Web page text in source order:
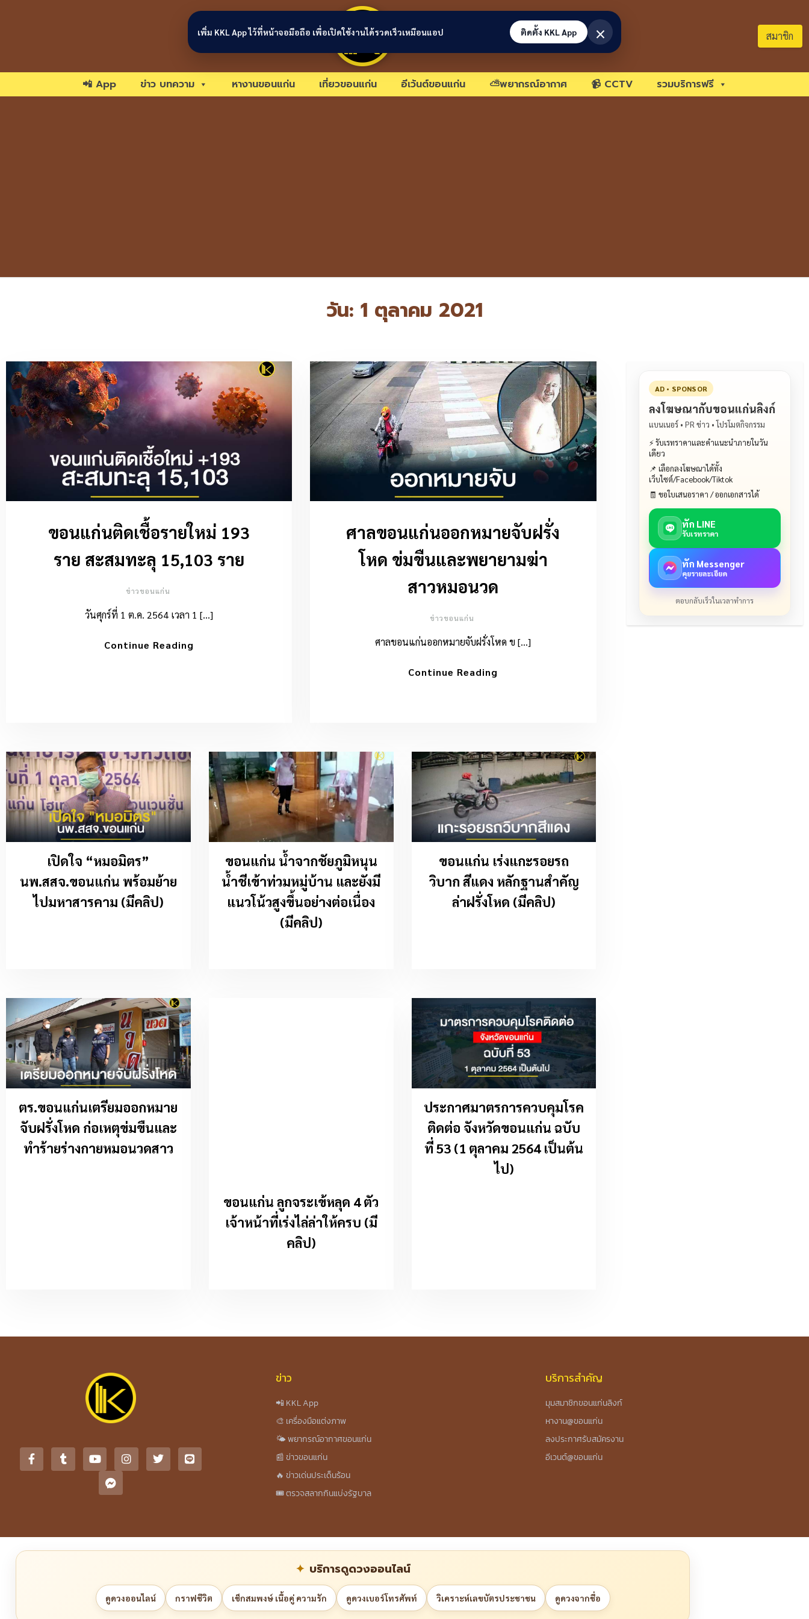
ขอนแก่นลิงก์ สมาชิก
📲 App ข่าว บทความ หางานขอนแก่น เที่ยวขอนแก่น อีเว้นต์ขอนแก่น ⛅พยากรณ์อากาศ 📹 CCTV รวมบริการฟรี
วัน: 1 ตุลาคม 2021
ขอนแก่นติดเชื้อรายใหม่ 193
ราย สะสมทะลุ 15,103 ราย
ข่าวขอนแก่น
วันศุกร์ที่ 1 ต.ค. 2564 เวลา 1 […]
Continue Reading
ศาลขอนแก่นออกหมายจับฝรั่ง
โหด ข่มขืนและพยายามฆ่า
สาวหมอนวด
ข่าวขอนแก่น
ศาลขอนแก่นออกหมายจับฝรั่งโหด ข […]
Continue Reading
เปิดใจ “หมอมิตร”
นพ.สสจ.ขอนแก่น พร้อมย้าย
ไปมหาสารคาม (มีคลิป)
ขอนแก่น น้ำจากชัยภูมิหนุน
น้ำชีเข้าท่วมหมู่บ้าน และยังมี
แนวโน้วสูงขึ้นอย่างต่อเนื่อง
(มีคลิป)
ขอนแก่น เร่งแกะรอยรถ
วิบาก สีแดง หลักฐานสำคัญ
ล่าฝรั่งโหด (มีคลิป)
ตร.ขอนแก่นเตรียมออกหมาย
จับฝรั่งโหด ก่อเหตุข่มขืนและ
ทำร้ายร่างกายหมอนวดสาว
ขอนแก่น ลูกจระเข้หลุด 4 ตัว
เจ้าหน้าที่เร่งไล่ล่าให้ครบ (มี
คลิป)
ประกาศมาตรการควบคุมโรค
ติดต่อ จังหวัดขอนแก่น ฉบับ
ที่ 53 (1 ตุลาคม 2564 เป็นต้น
ไป)
AD • SPONSOR
ลงโฆษณากับขอนแก่นลิงก์
แบนเนอร์ • PR ข่าว • โปรโมตกิจกรรม
⚡ รับเรทราคาและคำแนะนำภายในวัน
เดียว
📌 เลือกลงโฆษณาได้ทั้ง
เว็บไซต์/Facebook/Tiktok
🧾 ขอใบเสนอราคา / ออกเอกสารได้
ทัก LINE
รับเรทราคา
ทัก Messenger
คุยรายละเอียด
ตอบกลับเร็วในเวลาทำการ
ข่าว
📲 KKL App
🎨 เครื่องมือแต่งภาพ
🌤️ พยากรณ์อากาศขอนแก่น
📰 ข่าวขอนแก่น
🔥 ข่าวเด่นประเด็นร้อน
🎟️ ตรวจสลากกินแบ่งรัฐบาล
บริการสำคัญ
มุมสมาชิกขอนแก่นลิงก์
หางาน@ขอนแก่น
ลงประกาศรับสมัครงาน
อีเวนต์@ขอนแก่น
บริการดูดวงออนไลน์
ดูดวงออนไลน์ กราฟชีวิต เช็กสมพงษ์ เนื้อคู่ ความรัก ดูดวงเบอร์โทรศัพท์ วิเคราะห์เลขบัตรประชาชน ดูดวงจากชื่อ
เพิ่ม KKL App ไว้ที่หน้าจอมือถือ เพื่อเปิดใช้งานได้รวดเร็วเหมือนแอป ติดตั้ง KKL App ×